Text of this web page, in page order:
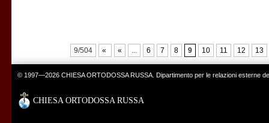
9/504 « « ... 6 7 8 9 10 11 12 13
© 1997—2026 CHIESA ORTODOSSA RUSSA. Dipartimento per le relazioni esterne
CHIESA ORTODOSSA RUSSA